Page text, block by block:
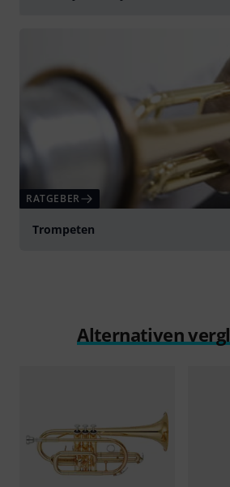
RATGEBER
Trompeten
Alternativen